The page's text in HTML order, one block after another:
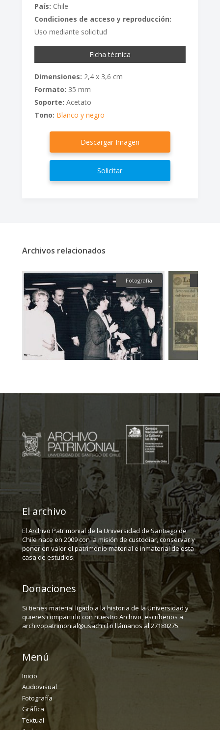
País: Chile
Condiciones de acceso y reproducción:
Uso mediante solicitud
Ficha técnica
Dimensiones: 2,4 x 3,6 cm
Formato: 35 mm
Soporte: Acetato
Tono: Blanco y negro
Descargar Imagen
Solicitar
Archivos relacionados
Fotografía
El archivo
El Archivo Patrimonial de la Universidad de Santiago de
Chile nace en 2009 con la misión de custodiar, conservar y
poner en valor el patrimonio material e inmaterial de esta
casa de estudios.
Donaciones
Si tienes material ligado a la historia de la Universidad y
quieres compartirlo con nuestro Archivo, escríbenos a
archivopatrimonial@usach.cl o llámanos al 27180275.
Menú
Inicio
Audiovisual
Fotografía
Gráfica
Textual